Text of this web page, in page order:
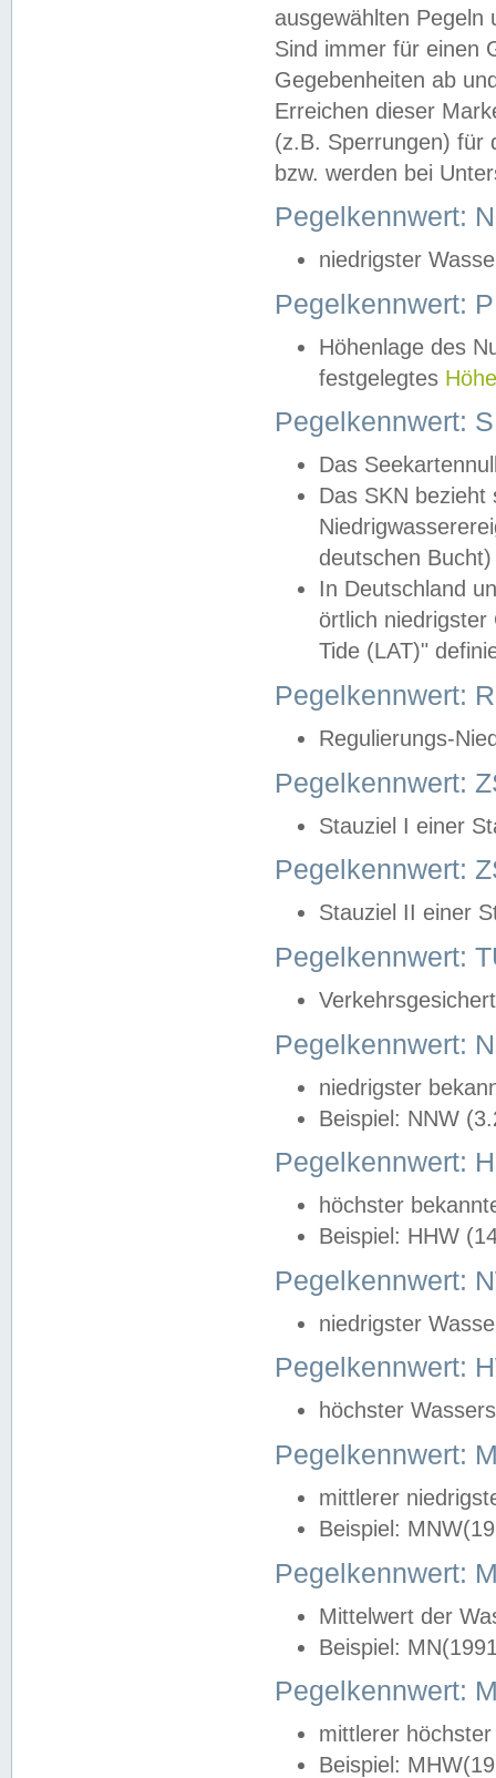
ausgewählten
Sind immer für einen
Gegebenheiten ab
Erreichen dieser
(z.B. Sperrungen) für
bzw. werden bei
Pegelkennwert:
niedrigster
Pegelkennwert:
Höhenlage des
festgelegtes
Pegelkennwert:
Das
Das SKN
deutschen
In Deutschland
örtlich
Tide (LAT)"
Pegelkennwert:
Regulierungs-
Pegelkennwert:
Stauziel I einer
Pegelkennwert:
Stauziel II einer
Pegelkennwert:
Pegelkennwert:
niedrigster
Beispiel: NNW
Pegelkennwert:
höchster
Beispiel: HHW
Pegelkennwert:
niedrigster
Pegelkennwert:
höchster
Pegelkennwert:
mittlerer
Beispiel:
Pegelkennwert:
Mittelwert der
Beispiel:
Pegelkennwert:
mittlerer
Beispiel: